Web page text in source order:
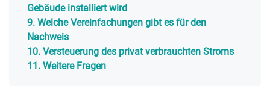
Gebäude installiert wird
9. Welche Vereinfachungen gibt es für den
Nachweis
10. Versteuerung des privat verbrauchten Stroms
11. Weitere Fragen